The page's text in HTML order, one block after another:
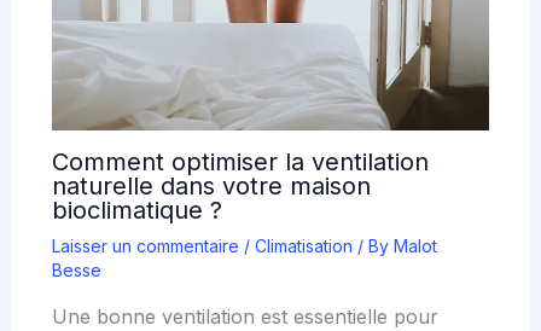
Comment optimiser la ventilation
naturelle dans votre maison
bioclimatique ?
Laisser un commentaire / Climatisation / By Malot
Besse
Une bonne ventilation est essentielle pour